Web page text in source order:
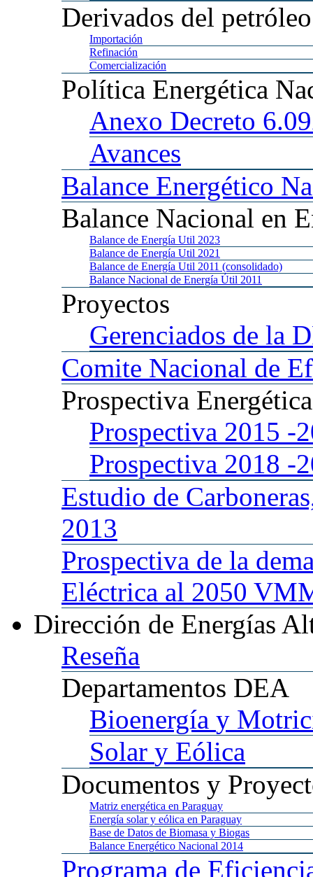
Derivados del petróleo
Importación
Refinación
Comercialización
Política Energética
Anexo Decreto
Avances
Balance Energético
Balance Nacional en
Balance de Energía Util 2023
Balance de Energía Util 2021
Balance de Energía Util 2011 (consolidado)
Balance Nacional de Energía Útil 2011
Proyectos
Gerenciados de la
Comite Nacional de
Prospectiva
Prospectiva 2015 -
Prospectiva 2018 -
Estudio de
2013
Prospectiva de la
Eléctrica al 2050
Dirección de Energías
Reseña
Departamentos DEA
Bioenergía y
Solar y Eólica
Documentos y
Matriz energética en Paraguay
Energía solar y eólica en Paraguay
Base de Datos de Biomasa y Biogas
Balance Energético Nacional 2014
Programa de